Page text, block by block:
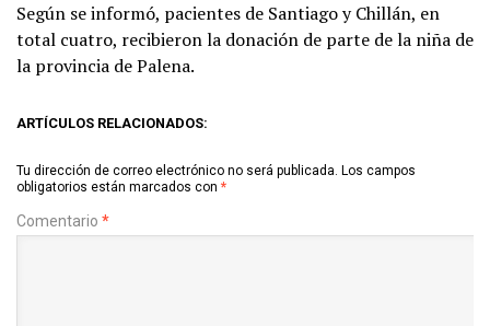
Según se informó, pacientes de Santiago y Chillán, en
total cuatro, recibieron la donación de parte de la niña de
la provincia de Palena.
ARTÍCULOS RELACIONADOS:
Tu dirección de correo electrónico no será publicada. Los campos
obligatorios están marcados con *
Comentario *